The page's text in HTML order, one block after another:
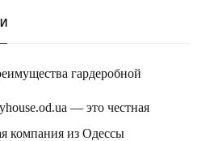
гардеробной
— это честная
компания из Одессы